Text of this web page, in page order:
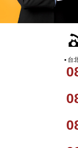
▪ 台